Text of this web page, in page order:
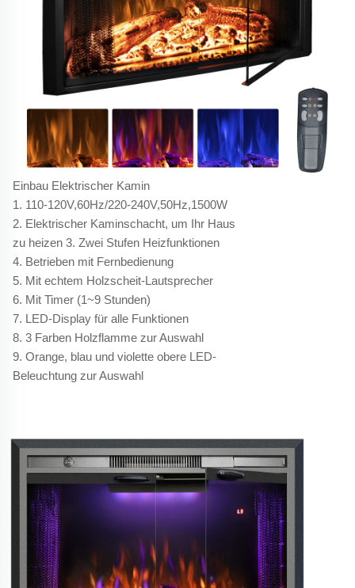
Einbau Elektrischer Kamin
1. 110-120V,60Hz/220-240V,50Hz,1500W
2. Elektrischer Kaminschacht, um Ihr Haus
zu heizen 3. Zwei Stufen Heizfunktionen
4. Betrieben mit Fernbedienung
5. Mit echtem Holzscheit-Lautsprecher
6. Mit Timer (1~9 Stunden)
7. LED-Display für alle Funktionen
8. 3 Farben Holzflamme zur Auswahl
9. Orange, blau und violette obere LED-
Beleuchtung zur Auswahl